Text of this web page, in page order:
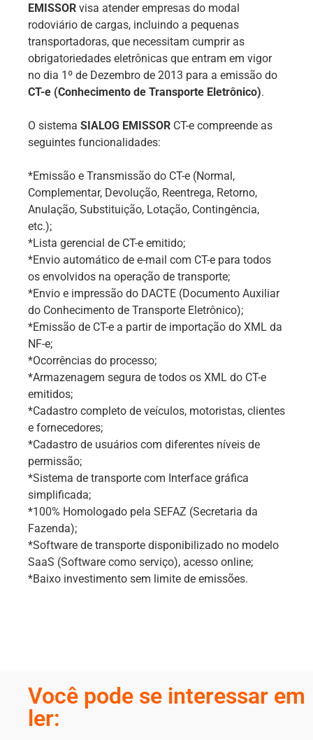
EMISSOR visa atender empresas do modal
rodoviário de cargas, incluindo a pequenas
transportadoras, que necessitam cumprir as
obrigatoriedades eletrônicas que entram em vigor
no dia 1º de Dezembro de 2013 para a emissão do
CT-e (Conhecimento de Transporte Eletrônico).
O sistema SIALOG EMISSOR CT-e compreende as
seguintes funcionalidades:
*Emissão e Transmissão do CT-e (Normal,
Complementar, Devolução, Reentrega, Retorno,
Anulação, Substituição, Lotação, Contingência,
etc.);
*Lista gerencial de CT-e emitido;
*Envio automático de e-mail com CT-e para todos
os envolvidos na operação de transporte;
*Envio e impressão do DACTE (Documento Auxiliar
do Conhecimento de Transporte Eletrônico);
*Emissão de CT-e a partir de importação do XML da
NF-e;
*Ocorrências do processo;
*Armazenagem segura de todos os XML do CT-e
emitidos;
*Cadastro completo de veículos, motoristas, clientes
e fornecedores;
*Cadastro de usuários com diferentes níveis de
permissão;
*Sistema de transporte com Interface gráfica
simplificada;
*100% Homologado pela SEFAZ (Secretaria da
Fazenda);
*Software de transporte disponibilizado no modelo
SaaS (Software como serviço), acesso online;
*Baixo investimento sem limite de emissões.
Você pode se interessar em
ler: